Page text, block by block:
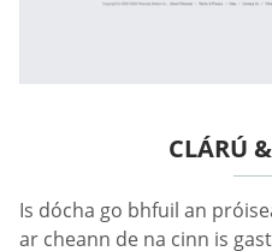
CLÁRÚ
Is dócha go bhfuil an
ar cheann de na cinn is